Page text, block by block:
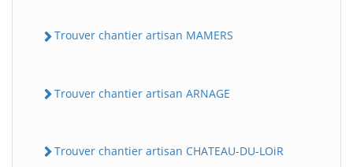
Trouver chantier artisan MAMERS
Trouver chantier artisan ARNAGE
Trouver chantier artisan CHATEAU-DU-LOiR